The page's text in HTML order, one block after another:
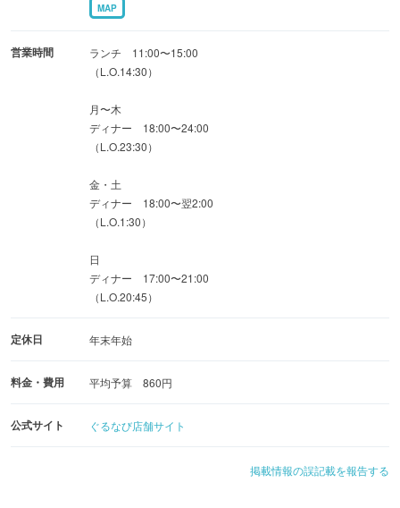
MAP
営業時間
ランチ 11:00〜15:00
（L.O.14:30）
月〜木
ディナー 18:00〜24:00
（L.O.23:30）
金・土
ディナー 18:00〜翌2:00
（L.O.1:30）
日
ディナー 17:00〜21:00
（L.O.20:45）
定休日 年末年始
料金・費用 平均予算 860円
公式サイト ぐるなび店舗サイト
掲載情報の誤記載を報告する